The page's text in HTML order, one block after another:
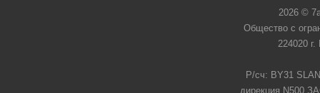
2026 ©
Общество с
224020
Р/сч: BY31
дирекция N500